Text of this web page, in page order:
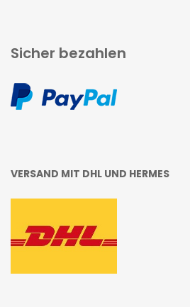
Sicher bezahlen
VERSAND MIT DHL UND HERMES